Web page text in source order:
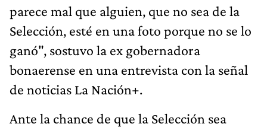
parece mal que alguien, que no sea de la
Selección, esté en una foto porque no se lo
ganó", sostuvo la ex gobernadora
bonaerense en una entrevista con la señal
de noticias La Nación+.
Ante la chance de que la Selección sea